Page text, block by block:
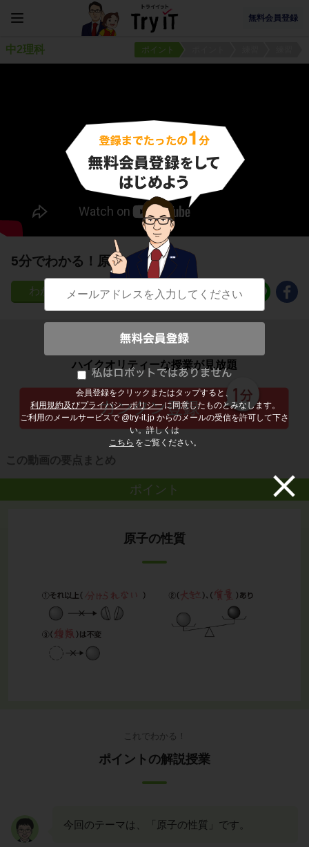
無料会員登録
会員登録をクリックまたはタップすると、
利用規約及びプライバシーポリシー に同意したものとみなします。
ご利用のメールサービスで @try-it.jp からのメールの受信を許可して下さ
い。詳しくは
こちら をご覧ください。
中2理科 ポイント
5分でわかる！原子の性質
950
子どもの勉強から大人の学び直しまで
ハイクオリティーな授業が見放題
この動画の要点まとめ
ポイント
原子の性質
これでわかる！
ポイントの解説授業
今回のテーマは、「原子の性質」です。